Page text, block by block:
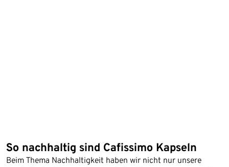
So nachhaltig sind Cafissimo Kapseln
Beim Thema Nachhaltigkeit haben wir nicht nur unsere